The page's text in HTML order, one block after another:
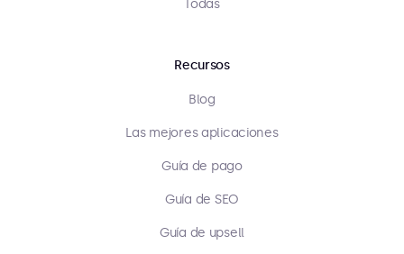
Todas
Recursos
Blog
Las mejores aplicaciones
Guía de pago
Guía de SEO
Guía de upsell